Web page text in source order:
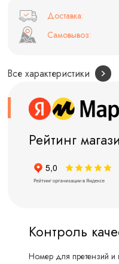
Доставка:
Самовывоз:
Все характеристики
Рейтинг
Контроль
Номер для претензий и